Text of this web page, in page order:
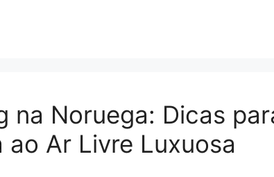
na Noruega: Dicas
ao Ar Livre Luxuosa